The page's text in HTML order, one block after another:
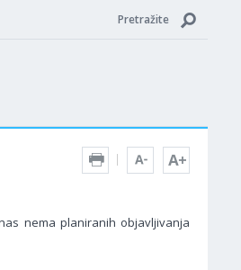
Pretražite
nema planiranih objavljivanja